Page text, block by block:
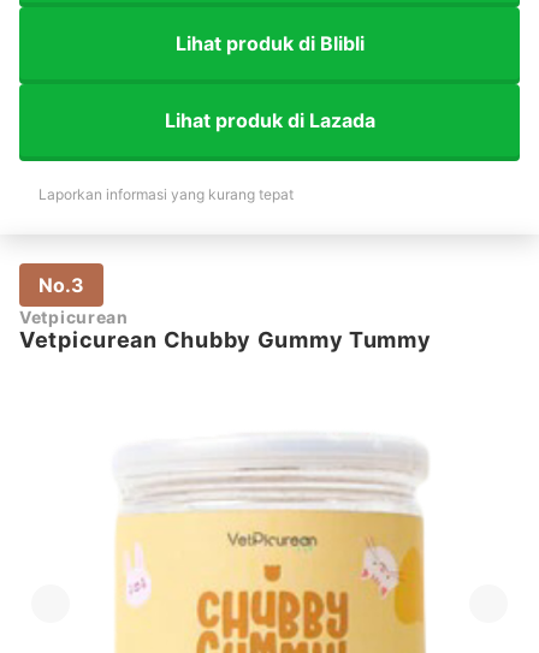
Lihat produk di Blibli
Lihat produk di Lazada
Laporkan informasi yang kurang tepat
No.3
Vetpicurean
Vetpicurean Chubby Gummy Tummy